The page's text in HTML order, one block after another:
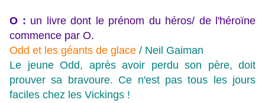
O : un livre dont le prénom du héros/ de l'héroïne
commence par O.
Odd et les géants de glace / Neil Gaiman
Le jeune Odd, après avoir perdu son père, doit
prouver sa bravoure. Ce n'est pas tous les jours
faciles chez les Vickings !